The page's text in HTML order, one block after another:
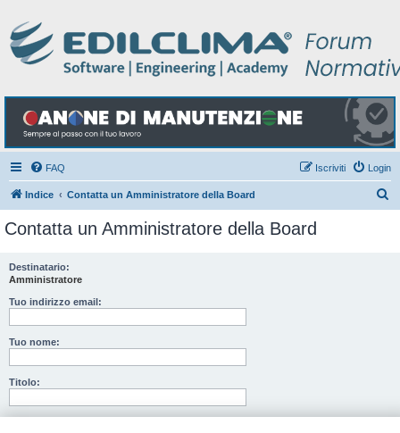
FAQ Login
Iscriviti
Indice Contatta un Amministratore della Board
Contatta un Amministratore della Board
Destinatario:
Amministratore
Tuo indirizzo email:
Tuo nome:
Titolo: